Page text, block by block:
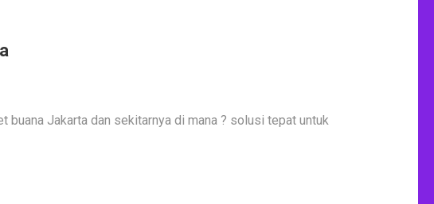
buana Jakarta dan sekitarnya di mana ? solusi tepat untuk